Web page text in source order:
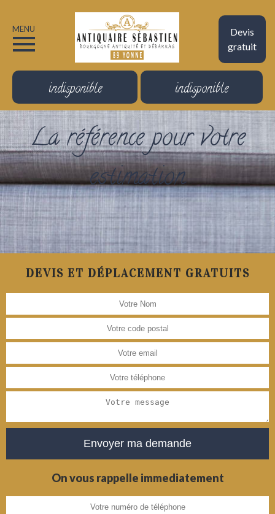
Devis
gratuit
MENU
indisponible indisponible
La référence pour votre
estimation
DEVIS ET DÉPLACEMENT GRATUITS
On vous rappelle immediatement